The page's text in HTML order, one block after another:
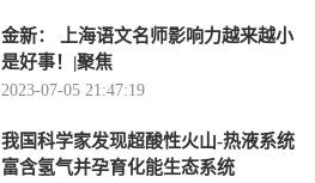
金新： 上海语文名师影响力越来越小
是好事！|聚焦
2023-07-05 21:47:19
我国科学家发现超酸性火山-热液系统
富含氢气并孕育化能生态系统